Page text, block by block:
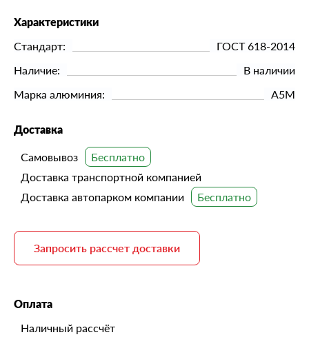
Характеристики
Стандарт:
ГОСТ 618-2014
Наличие:
В наличии
Марка алюминия:
А5М
Доставка
Самовывоз
Доставка транспортной компанией
Доставка автопарком компании
Запросить рассчет доставки
Оплата
Наличный рассчёт